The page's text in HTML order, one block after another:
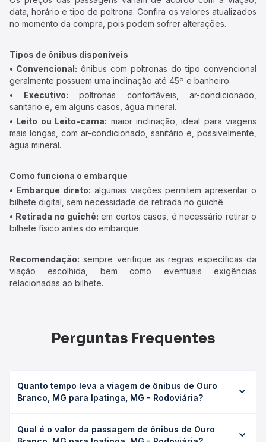
data, horário e tipo de poltrona. Confira os valores atualizados
no momento da compra, pois podem sofrer alterações.
Tipos de ônibus disponíveis
• Convencional: ônibus com poltronas do tipo convencional
geralmente possuem uma inclinação até 45º e banheiro.
• Executivo: poltronas confortáveis, ar-condicionado,
sanitário e, em alguns casos, água mineral.
• Leito ou Leito-cama: maior inclinação, ideal para viagens
mais longas, com ar-condicionado, sanitário e, possivelmente,
água mineral.
Como funciona o embarque
• Embarque direto: algumas viações permitem apresentar o
bilhete digital, sem necessidade de retirada no guichê.
• Retirada no guichê: em certos casos, é necessário retirar o
bilhete físico antes do embarque.
Recomendação: sempre verifique as regras específicas da
viação escolhida, bem como eventuais exigências
relacionadas ao bilhete.
Perguntas Frequentes
Quanto tempo leva a viagem de ônibus de Ouro
Branco, MG para Ipatinga, MG - Rodoviária?
MG - Rodoviária leva em média 7h 44min, podendo variar
Qual é o valor da passagem de ônibus de Ouro